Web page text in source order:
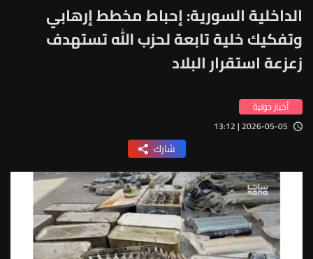
الداخلية السورية: إحباط مخطط إرهابي
وتفكيك خلية تابعة لحزب الله تستهدف
زعزعة استقرار البلاد
أخبار دولية
2026-05-05 | 13:12
شارك